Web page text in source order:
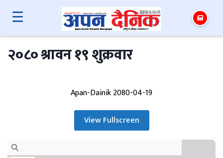
☰
२०८० श्रावन १९ शुक्रवार
Apan-Dainik 2080-04-19
View Fullscreen